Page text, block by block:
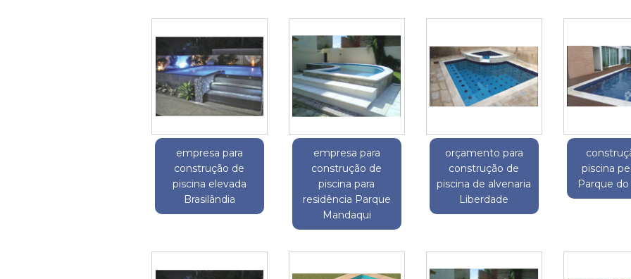
empresa para
construção de
piscina elevada
Brasilândia
empresa para
construção de
piscina para
residência Parque
Mandaqui
orçamento para
construção de
piscina de alvenaria
Liberdade
piscina
Parque